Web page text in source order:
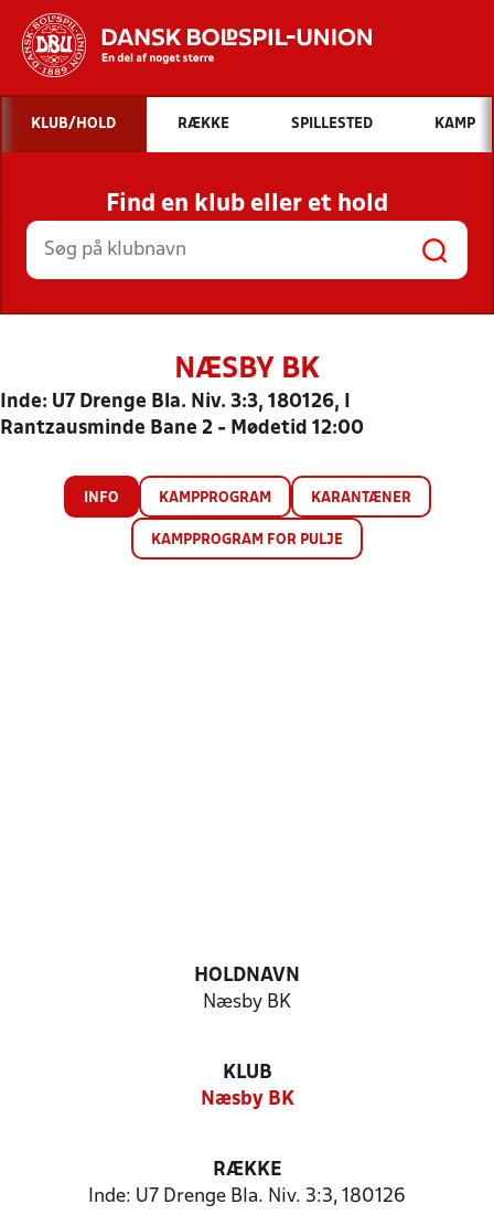
Hvad vil du søge efter?
INDHOLD OG NYHEDER
STILLINGER, RESULTATER, KLUBBER OG
HOLD
KLUB/HOLD RÆKKE SPILLESTED KAMP
Find en klub eller et hold
NÆSBY BK
Inde: U7 Drenge Bla. Niv. 3:3, 180126, I
Rantzausminde Bane 2 - Mødetid 12:00
INFO KAMPPROGRAM KARANTÆNER
KAMPPROGRAM FOR PULJE
HOLDNAVN
Næsby BK
KLUB
Næsby BK
RÆKKE
Inde: U7 Drenge Bla. Niv. 3:3, 180126